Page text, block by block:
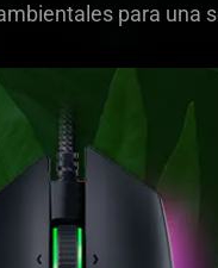
para una